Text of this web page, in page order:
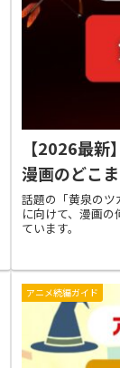
【2026最
漫画のどこ
話題の「黄泉の
に向けて、漫画
ています。
アニメ続編ガイド